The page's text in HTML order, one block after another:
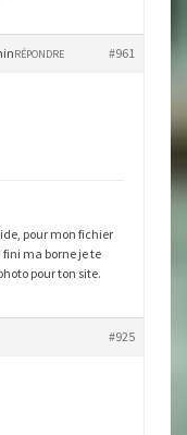
#961
RÉPONDRE
pour mon fichier
fini ma borne je te
pour ton site.
#925